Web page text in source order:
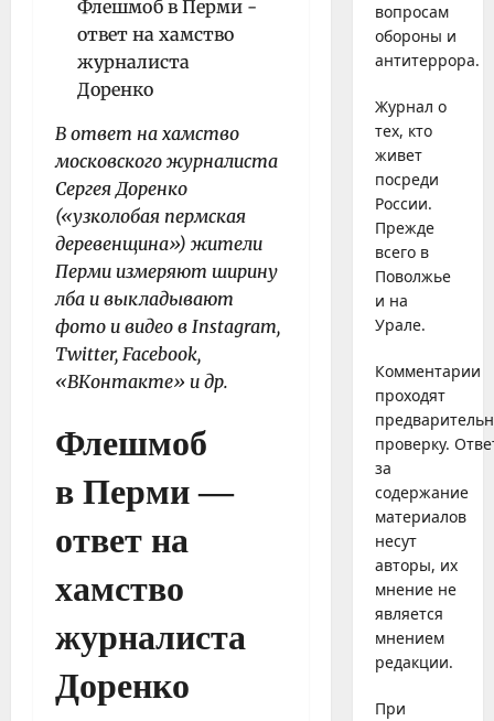
В ответ на хамство
московского журналиста
Сергея Доренко
(«узколобая пермская
деревенщина») жители
Перми измеряют ширину
лба и выкладывают
фото и видео в Instagram,
Twitter, Facebook,
«ВКонтакте» и др.
Флешмоб
в Перми —
ответ на
хамство
журналиста
Доренко
вопросам
обороны и
антитеррора.
Журнал о
тех, кто
живет
посреди
России.
Прежде
всего в
Поволжье
и на
Урале.
Комментарии
проходят
проверку.
за
содержание
материалов
несут
авторы, их
мнение не
является
мнением
редакции.
При